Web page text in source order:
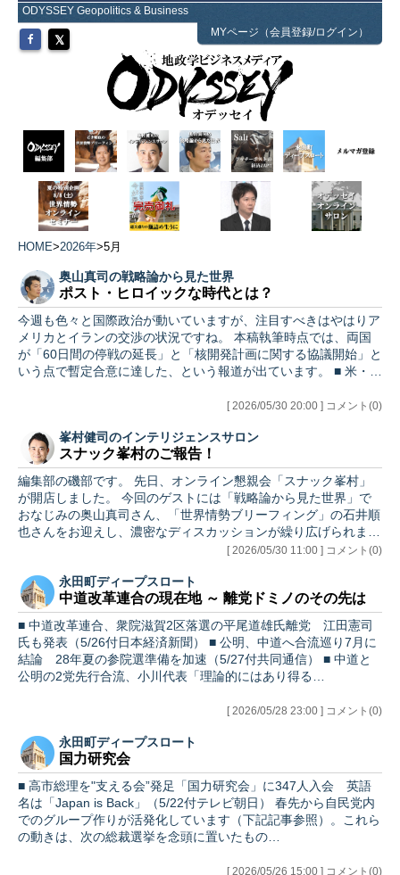
ODYSSEY Geopolitics & Business
MYページ（会員登録/ログイン）
HOME>2026年>5月
奥山真司の戦略論から見た世界
ポスト・ヒロイックな時代とは？
今週も色々と国際政治が動いていますが、注目すべきはやはりア
メリカとイランの交渉の状況ですね。 本稿執筆時点では、両国
が「60日間の停戦の延長」と「核開発計画に関する協議開始」と
いう点で暫定合意に達した、という報道が出ています。 ■ 米・…
[ 2026/05/30 20:00 ] コメント(0)
峯村健司のインテリジェンスサロン
スナック峯村のご報告！
編集部の磯部です。 先日、オンライン懇親会「スナック峯村」
が開店しました。 今回のゲストには「戦略論から見た世界」で
おなじみの奥山真司さん、「世界情勢ブリーフィング」の石井順
也さんをお迎えし、濃密なディスカッションが繰り広げられまし
[ 2026/05/30 11:00 ] コメント(0)
永田町ディープスロート
中道改革連合の現在地 ～ 離党ドミノのその先は
■ 中道改革連合、衆院滋賀2区落選の平尾道雄氏離党 江田憲司
氏も発表（5/26付日本経済新聞） ■ 公明、中道へ合流巡り7月に
結論 28年夏の参院選準備を加速（5/27付共同通信） ■ 中道と
公明の2党先行合流、小川代表「理論的にはあり得る…
[ 2026/05/28 23:00 ] コメント(0)
永田町ディープスロート
国力研究会
■ 高市総理を"支える会”発足「国力研究会」に347人入会 英語
名は「Japan is Back」（5/22付テレビ朝日） 春先から自民党内
でのグループ作りが活発化しています（下記記事参照）。これら
の動きは、次の総裁選挙を念頭に置いたもの…
[ 2026/05/26 15:00 ] コメント(0)